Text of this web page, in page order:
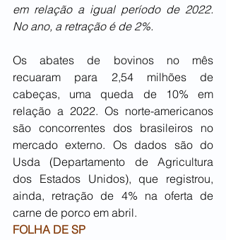
em relação a igual período de 2022.
No ano, a retração é de 2%.
Os abates de bovinos no mês
recuaram para 2,54 milhões de
cabeças, uma queda de 10% em
relação a 2022. Os norte-americanos
são concorrentes dos brasileiros no
mercado externo. Os dados são do
Usda (Departamento de Agricultura
dos Estados Unidos), que registrou,
ainda, retração de 4% na oferta de
carne de porco em abril.
FOLHA DE SP